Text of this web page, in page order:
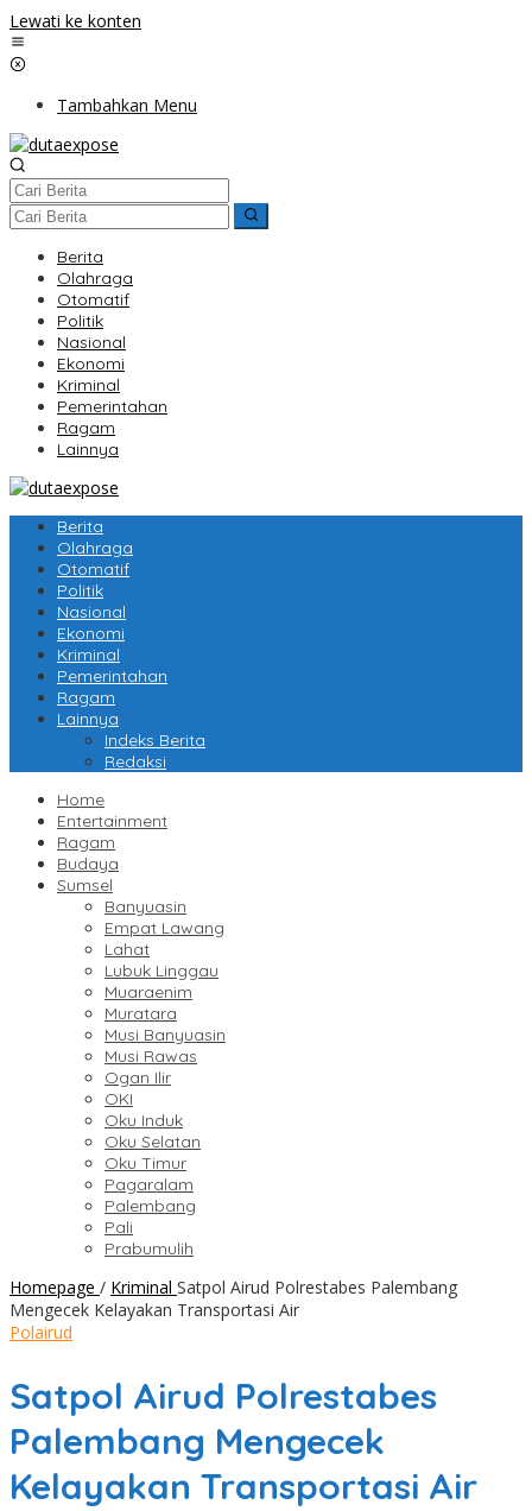
Lewati ke konten
Tambahkan Menu
Berita
Olahraga
Otomatif
Politik
Nasional
Ekonomi
Kriminal
Pemerintahan
Ragam
Lainnya
Berita
Olahraga
Otomatif
Politik
Nasional
Ekonomi
Kriminal
Pemerintahan
Ragam
Lainnya
Indeks Berita
Redaksi
Home
Entertainment
Ragam
Budaya
Sumsel
Banyuasin
Empat Lawang
Lahat
Lubuk Linggau
Muaraenim
Muratara
Musi Banyuasin
Musi Rawas
Ogan Ilir
OKI
Oku Induk
Oku Selatan
Oku Timur
Pagaralam
Palembang
Pali
Prabumulih
Homepage / Kriminal Satpol Airud Polrestabes Palembang
Mengecek Kelayakan Transportasi Air
Polairud
Satpol Airud Polrestabes
Palembang Mengecek
Kelayakan Transportasi Air